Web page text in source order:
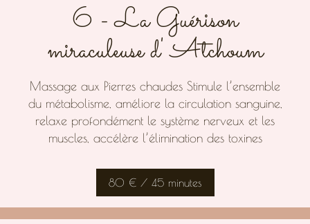
6 - La Guérison
miraculeuse d' Atchoum
Massage aux Pierres chaudes Stimule l’ensemble
du métabolisme, améliore la circulation sanguine,
relaxe profondément le système nerveux et les
muscles, accélère l’élimination des toxines
80 € / 45 minutes